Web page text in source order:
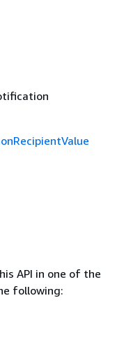
API in one of the
following: